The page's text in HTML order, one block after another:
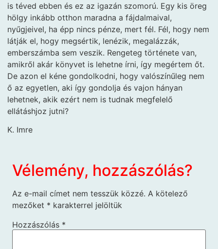
is téved ebben és ez az igazán szomorú. Egy kis öreg
hölgy inkább otthon maradna a fájdalmaival,
nyűgjeivel, ha épp nincs pénze, mert fél. Fél, hogy nem
látják el, hogy megsértik, lenézik, megalázzák,
emberszámba sem veszik. Rengeteg története van,
amikről akár könyvet is lehetne írni, így megértem őt.
De azon el kéne gondolkodni, hogy valószínűleg nem
ő az egyetlen, aki így gondolja és vajon hányan
lehetnek, akik ezért nem is tudnak megfelelő
ellátáshjoz jutni?
K. Imre
Vélemény, hozzászólás?
Az e-mail címet nem tesszük közzé. A kötelező
mezőket * karakterrel jelöltük
Hozzászólás *